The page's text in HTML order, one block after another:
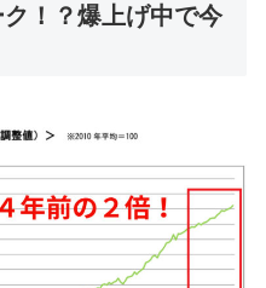
！？爆上げ中で今